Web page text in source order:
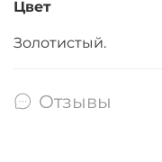
Цвет
Золотистый.
Отзывы